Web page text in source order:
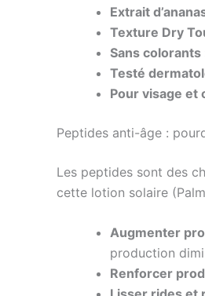
Extrait
Texture Dry
Sans colorants
Testé
Pour visage et
Peptides anti-âge :
Les peptides sont des
cette lotion solaire
Augmenter
production
Renforcer